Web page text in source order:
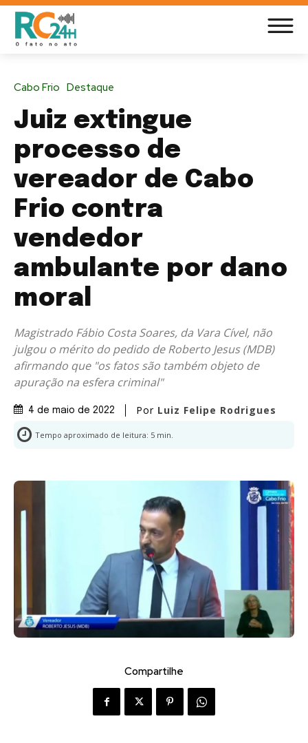
Cabo Frio Destaque
Juiz extingue
processo de
vereador de Cabo
Frio contra
vendedor
ambulante por dano
moral
Magistrado Fábio Costa Soares, da Vara Cível, não
julgou o mérito do pedido de Roberto Jesus (MDB)
afirmando que "os fatos são também objeto de
apuração na esfera criminal"
4 de maio de 2022 Por Luiz Felipe Rodrigues
Tempo aproximado de leitura: 5 min.
Compartilhe